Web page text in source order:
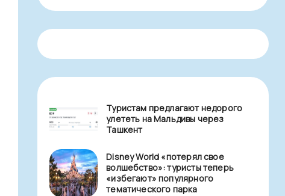
Туристам предлагают недорого
улететь на Мальдивы через
Ташкент
Disney World «потерял свое
волшебство»: туристы теперь
«избегают» популярного
тематического парка